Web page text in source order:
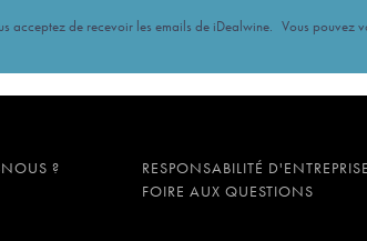
acceptez de recevoir les emails de iDealwine. Vous pouvez
?
RESPONSABILITÉ
FOIRE AUX QUESTIONS